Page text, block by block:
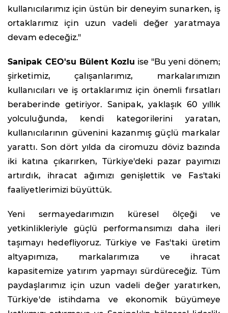
kullanıcılarımız için üstün bir deneyim sunarken, iş
ortaklarımız için uzun vadeli değer yaratmaya
devam edeceğiz."
Sanipak CEO'su Bülent Kozlu ise "Bu yeni dönem;
şirketimiz, çalışanlarımız, markalarımızın
kullanıcıları ve iş ortaklarımız için önemli fırsatları
beraberinde getiriyor. Sanipak, yaklaşık 60 yıllık
yolculuğunda, kendi kategorilerini yaratan,
kullanıcılarının güvenini kazanmış güçlü markalar
yarattı. Son dört yılda da ciromuzu döviz bazında
iki katına çıkarırken, Türkiye'deki pazar payımızı
artırdık, ihracat ağımızı genişlettik ve Fas'taki
faaliyetlerimizi büyüttük.
Yeni sermayedarımızın küresel ölçeği ve
yetkinlikleriyle güçlü performansımızı daha ileri
taşımayı hedefliyoruz. Türkiye ve Fas'taki üretim
altyapımıza, markalarımıza ve ihracat
kapasitemize yatırım yapmayı sürdüreceğiz. Tüm
paydaşlarımız için uzun vadeli değer yaratırken,
Türkiye'de istihdama ve ekonomik büyümeye